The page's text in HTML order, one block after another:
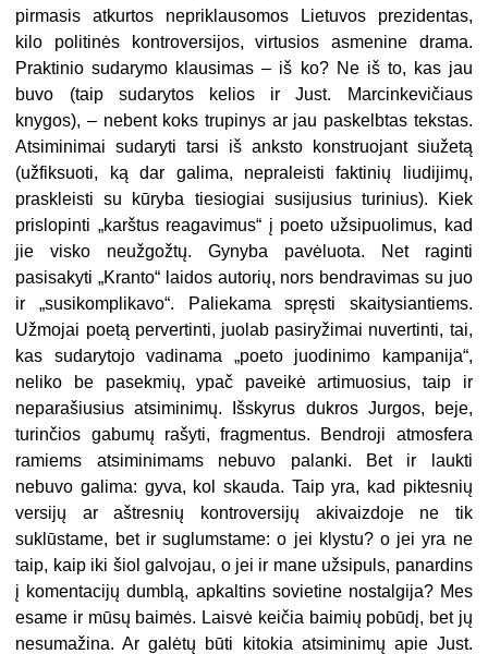
pirmasis atkurtos nepriklausomos Lietuvos prezidentas,
kilo politinės kontroversijos, virtusios asmenine drama.
Praktinio sudarymo klausimas – iš ko? Ne iš to, kas jau
buvo (taip sudarytos kelios ir Just. Marcinkevičiaus
knygos), – nebent koks trupinys ar jau paskelbtas tekstas.
Atsiminimai sudaryti tarsi iš anksto konstruojant siužetą
(užfiksuoti, ką dar galima, nepraleisti faktinių liudijimų,
praskleisti su kūryba tiesiogiai susijusius turinius). Kiek
prislopinti „karštus reagavimus“ į poeto užsipuolimus, kad
jie visko neužgožtų. Gynyba pavėluota. Net raginti
pasisakyti „Kranto“ laidos autorių, nors bendravimas su juo
ir „susikomplikavo“. Paliekama spręsti skaitysiantiems.
Užmojai poetą pervertinti, juolab pasiryžimai nuvertinti, tai,
kas sudarytojo vadinama „poeto juodinimo kampanija“,
neliko be pasekmių, ypač paveikė artimuosius, taip ir
neparašiusius atsiminimų. Išskyrus dukros Jurgos, beje,
turinčios gabumų rašyti, fragmentus. Bendroji atmosfera
ramiems atsiminimams nebuvo palanki. Bet ir laukti
nebuvo galima: gyva, kol skauda. Taip yra, kad piktesnių
versijų ar aštresnių kontroversijų akivaizdoje ne tik
suklūstame, bet ir suglumstame: o jei klystu? o jei yra ne
taip, kaip iki šiol galvojau, o jei ir mane užsipuls, panardins
į komentacijų dumblą, apkaltins sovietine nostalgija? Mes
esame ir mūsų baimės. Laisvė keičia baimių pobūdį, bet jų
nesumažina. Ar galėtų būti kitokia atsiminimų apie Just.